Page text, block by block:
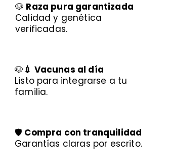
🐶 Raza pura garantizada
Calidad y genética
verificadas.
🐶 💉 Vacunas al día
Listo para integrarse a tu
familia.
🛡️ Compra con tranquilidad
Garantías claras por escrito.